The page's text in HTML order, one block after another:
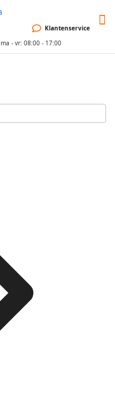
Klantenservice
ma - vr: 08:00 - 17:00